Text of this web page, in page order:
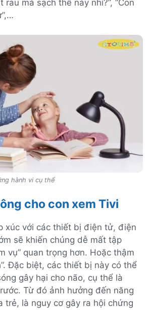
rau mà sạch thế này nhỉ?”, “Con
hành vi cụ thể
cho con xem Tivi
xúc với các thiết bị điện tử, điện
sẽ khiến chúng dễ mất tập
vụ” quan trọng hơn. Hoặc thậm
Đặc biệt, các thiết bị này có thể
gây hại cho não, cụ thể là
Từ đó ảnh hưởng đến năng
trẻ, là nguy cơ gây ra hội chứng